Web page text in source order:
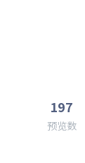
197
预览数